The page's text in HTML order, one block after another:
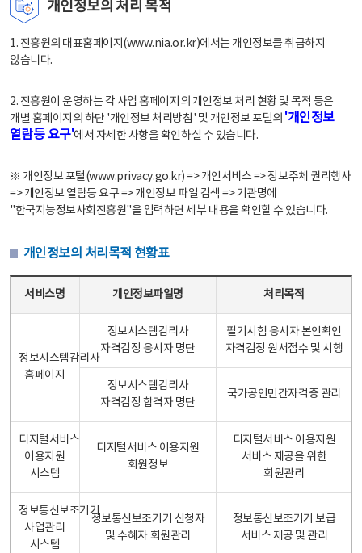
개인정보의 처리 목적
1. 진흥원의 대표홈페이지(www.nia.or.kr)에서는 개인정보를 취급하지
않습니다.
2. 진흥원이 운영하는 각 사업 홈페이지의 개인정보 처리 현황 및 목적 등은
개별 홈페이지의 하단 '개인정보 처리방침' 및 개인정보 포털의 '개인정보
열람등 요구'에서 자세한 사항을 확인하실 수 있습니다.
※ 개인정보 포털(www.privacy.go.kr) => 개인서비스 => 정보주체 권리행사
=> 개인정보 열람등 요구 => 개인정보 파일 검색 => 기관명에
"한국지능정보사회진흥원"을 입력하면 세부 내용을 확인할 수 있습니다.
개인정보의 처리목적 현황표
서비스명 개인정보파일명 처리목적
정보시스템감리사
홈페이지
정보시스템감리사
자격검정 응시자 명단
필기시험 응시자 본인확인
자격검정 원서접수 및 시행
정보시스템감리사
자격검정 합격자 명단
국가공인민간자격증 관리
디지털서비스
이용지원
시스템
디지털서비스 이용지원
회원정보
디지털서비스 이용지원
서비스 제공을 위한
회원관리
정보통신보조기기
사업관리
시스템
정보통신보조기기 신청자
및 수혜자 회원관리
정보통신보조기기 보급
서비스 제공 및 관리